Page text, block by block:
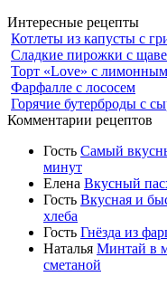
Интересные рецепты
Котлеты из капусты с
Сладкие пирожки с
Торт «Love» с
Фарфалле с лососем
Горячие бутерброды с
Комментарии рецептов
Гость Самый
минут
Елена Вкусный
Гость Вкусная и
хлеба
Гость Гнёзда из
Наталья Минтай в
сметаной